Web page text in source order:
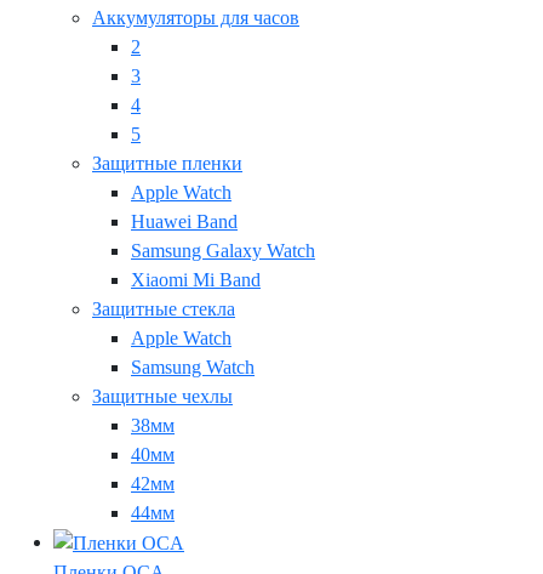
Аккумуляторы для часов
2
3
4
5
Защитные пленки
Apple Watch
Huawei Band
Samsung Galaxy Watch
Xiaomi Mi Band
Защитные стекла
Apple Watch
Samsung Watch
Защитные чехлы
38мм
40мм
42мм
44мм